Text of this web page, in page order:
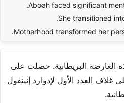
Aboah faced significant
She transitioned
Motherhood transformed her
بارزًا لهذه العارضة البريطانية. حصلت على
العدد الأول لإدوارد إنينفول